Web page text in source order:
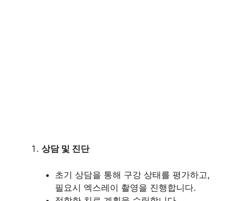
상담 및 진단
초기 상담을 통해 구강 상태를 평가하고,
필요시 엑스레이 촬영을 진행합니다.